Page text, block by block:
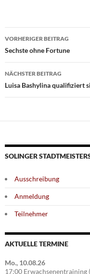
VORHERIGER BEITRAG
Sechste ohne Fortune
NÄCHSTER BEITRAG
Luisa Bashylina qualifiziert
SOLINGER
Ausschreibung
Anmeldung
Teilnehmer
AKTUELLE TERMINE
Mo., 10.08.26
17:00 Erwachsenentraining